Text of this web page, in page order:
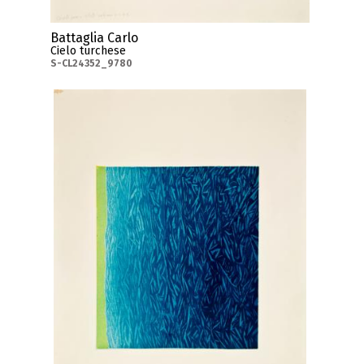
Battaglia Carlo
Cielo turchese
S-CL24352_9780